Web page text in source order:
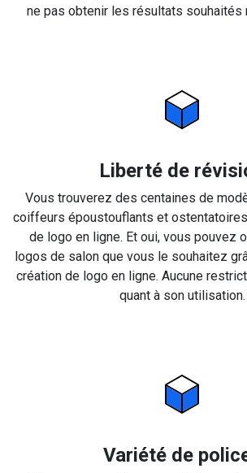
ne pas obtenir les résultats souhaités
Liberté de
Vous trouverez des centaines de
coiffeurs époustouflants et
de logo en ligne. Et oui, vous pouvez
logos de salon que vous le souhaitez
création de logo en ligne. Aucune
quant à son utilisation.
Variété de